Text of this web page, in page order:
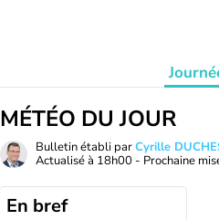
MÉTÉO DU JOUR
Bulletin établi parCyrille
Actualisé à 18h00 - Prochaine
En bref